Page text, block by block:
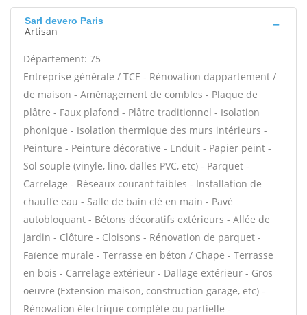
Sarl devero Paris
Artisan
Département: 75
Entreprise générale / TCE - Rénovation dappartement /
de maison - Aménagement de combles - Plaque de
plâtre - Faux plafond - Plâtre traditionnel - Isolation
phonique - Isolation thermique des murs intérieurs -
Peinture - Peinture décorative - Enduit - Papier peint -
Sol souple (vinyle, lino, dalles PVC, etc) - Parquet -
Carrelage - Réseaux courant faibles - Installation de
chauffe eau - Salle de bain clé en main - Pavé
autobloquant - Bétons décoratifs extérieurs - Allée de
jardin - Clôture - Cloisons - Rénovation de parquet -
Faïence murale - Terrasse en béton / Chape - Terrasse
en bois - Carrelage extérieur - Dallage extérieur - Gros
oeuvre (Extension maison, construction garage, etc) -
Rénovation électrique complète ou partielle -